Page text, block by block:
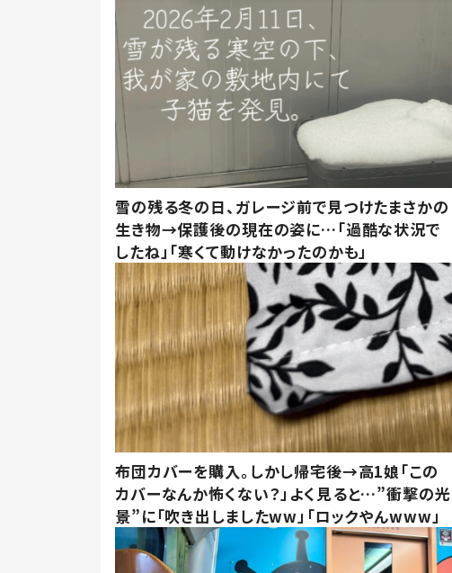
雪の残る冬の日、ガレージ前で見つけたまさかの
生き物→保護後の現在の姿に…「過酷な状況で
したね」「寒くて動けなかったのかも」
布団カバーを購入。しかし帰宅後→高1娘「この
カバーなんか怖くない？」よく見ると…”衝撃の光
景”に「吹き出しましたww」「ロックやんwww」